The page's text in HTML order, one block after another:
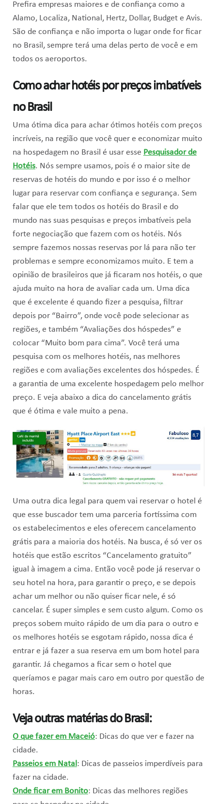
Prefira empresas maiores e de confiança como a
Alamo, Localiza, National, Hertz, Dollar, Budget e Avis.
São de confiança e não importa o lugar onde for ficar
no Brasil, sempre terá uma delas perto de você e em
todos os aeroportos.
Como achar hotéis por preços imbatíveis
no Brasil
Uma ótima dica para achar ótimos hotéis com preços
incríveis, na região que você quer e economizar muito
na hospedagem no Brasil é usar esse Pesquisador de
Hotéis. Nós sempre usamos, pois é o maior site de
reservas de hotéis do mundo e por isso é o melhor
lugar para reservar com confiança e segurança. Sem
falar que ele tem todos os hotéis do Brasil e do
mundo nas suas pesquisas e preços imbatíveis pela
forte negociação que fazem com os hotéis. Nós
sempre fazemos nossas reservas por lá para não ter
problemas e sempre economizamos muito. E tem a
opinião de brasileiros que já ficaram nos hotéis, o que
ajuda muito na hora de avaliar cada um. Uma dica
que é excelente é quando fizer a pesquisa, filtrar
depois por “Bairro”, onde você pode selecionar as
regiões, e também “Avaliações dos hóspedes” e
colocar “Muito bom para cima”. Você terá uma
pesquisa com os melhores hotéis, nas melhores
regiões e com avaliações excelentes dos hóspedes. É
a garantia de uma excelente hospedagem pelo melhor
preço. E veja abaixo a dica do cancelamento grátis
que é ótima e vale muito a pena.
Uma outra dica legal para quem vai reservar o hotel é
que esse buscador tem uma parceria fortíssima com
os estabelecimentos e eles oferecem cancelamento
grátis para a maioria dos hotéis. Na busca, é só ver os
hotéis que estão escritos “Cancelamento gratuito”
igual à imagem a cima. Então você pode já reservar o
seu hotel na hora, para garantir o preço, e se depois
achar um melhor ou não quiser ficar nele, é só
cancelar. É super simples e sem custo algum. Como os
preços sobem muito rápido de um dia para o outro e
os melhores hotéis se esgotam rápido, nossa dica é
entrar e já fazer a sua reserva em um bom hotel para
garantir. Já chegamos a ficar sem o hotel que
queríamos e pagar mais caro em outro por questão de
horas.
Veja outras matérias do Brasil:
O que fazer em Maceió: Dicas do que ver e fazer na
cidade.
Passeios em Natal: Dicas de passeios imperdíveis para
fazer na cidade.
Onde ficar em Bonito: Dicas das melhores regiões